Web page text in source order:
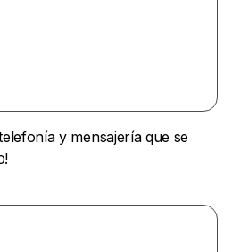
y mensajería que se